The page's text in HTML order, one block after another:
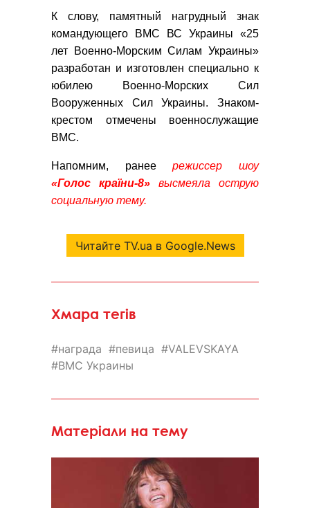
К слову, памятный нагрудный знак
командующего ВМС ВС Украины «25
лет Военно-Морским Силам Украины»
разработан и изготовлен специально к
юбилею Военно-Морских Сил
Вооруженных Сил Украины. Знаком-
крестом отмечены военнослужащие
ВМС.
Напомним, ранеережиссер шоу
«Голос країни-8» высмеяла острую
социальную тему.
Читайте TV.ua в Google.News
Хмара тегів
награда певица
VALEVSKAYA
ВМС Украины
Матеріали на тему